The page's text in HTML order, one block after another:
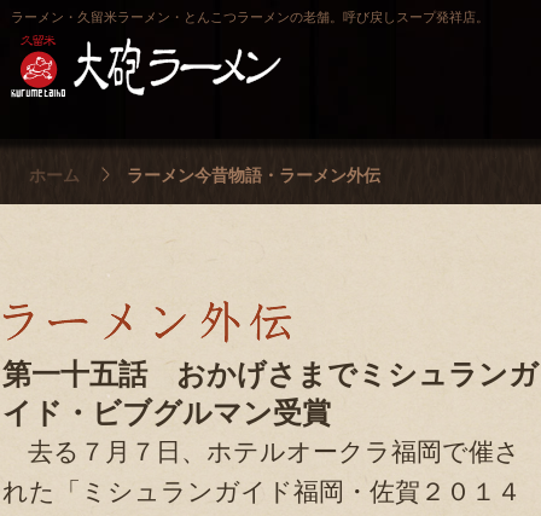
ラーメン・久留米ラーメン・とんこつラーメンの老舗。呼び戻しスープ発祥店。
ホーム ラーメン今昔物語・ラーメン外伝
第一十五話 おかげさまでミシュランガ
イド・ビブグルマン受賞
去る７月７日、ホテルオークラ福岡で催さ
れた「ミシュランガイド福岡・佐賀２０１４